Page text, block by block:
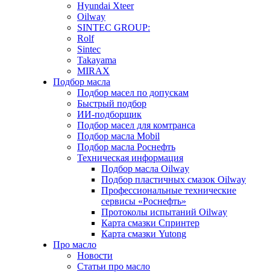
Hyundai Xteer
Oilway
SINTEC GROUP:
Rolf
Sintec
Takayama
MIRAX
Подбор масла
Подбор масел по допускам
Быстрый подбор
ИИ-подборщик
Подбор масел для комтранса
Подбор масла Mobil
Подбор масла Роснефть
Техническая информация
Подбор масла Oilway
Подбор пластичных смазок Oilway
Профессиональные технические
сервисы «Роснефть»
Протоколы испытаний Oilway
Карта смазки Спринтер
Карта смазки Yutong
Про масло
Новости
Статьи про масло